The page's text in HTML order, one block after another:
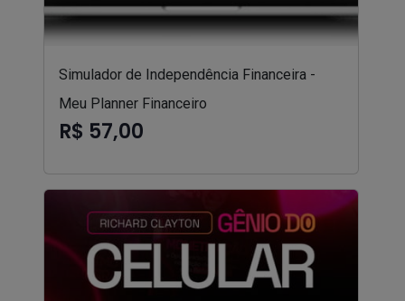
Simulador de Independência Financeira -
Meu Planner Financeiro
R$ 57,00